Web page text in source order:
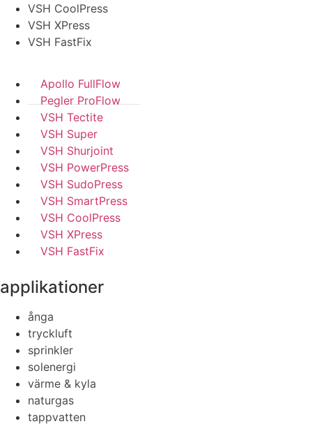
VSH CoolPress
VSH XPress
VSH FastFix
Apollo FullFlow
Pegler ProFlow
VSH Tectite
VSH Super
VSH Shurjoint
VSH PowerPress
VSH SudoPress
VSH SmartPress
VSH CoolPress
VSH XPress
VSH FastFix
applikationer
ånga
tryckluft
sprinkler
solenergi
värme & kyla
naturgas
tappvatten